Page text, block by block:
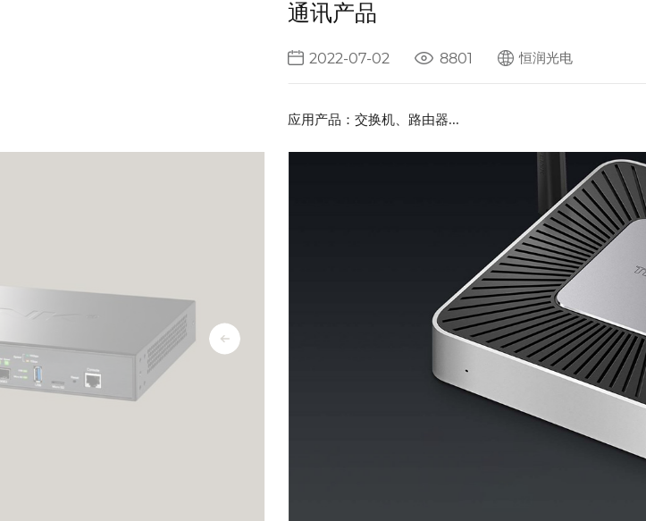
通讯产品
2022-07-02 8801 恒润光电
应用产品：交换机、路由器...